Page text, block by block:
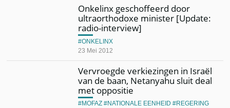
Onkelinx geschoffeerd door
ultraorthodoxe minister [Update:
radio-interview]
23 Mei 2012
ONKELINX
Vervroegde verkiezingen in Israël
van de baan, Netanyahu sluit deal
met oppositie
MOFAZ NATIONALE EENHEID REGERING